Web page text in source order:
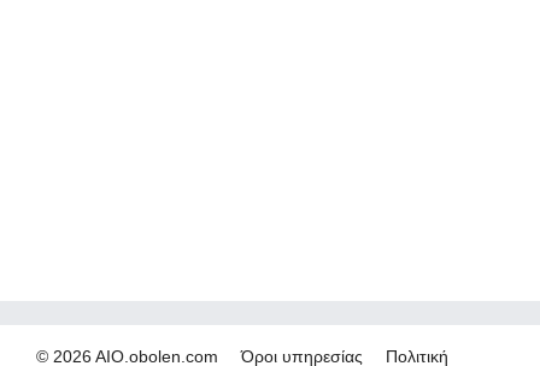
© 2026 AIO.obolen.com Όροι υπηρεσίας Πολιτική